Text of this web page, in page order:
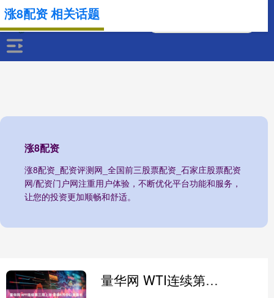
涨8配资
涨8配资_配资评测网_全国前三股票配资_石家庄股票配资
网/配资门户网注重用户体验，不断优化平台功能和服务，
让您的投资更加顺畅和舒适。
涨8配资 相关话题
量华网 WTI连续第三周上涨 录得6月份以来最长周连涨纪录